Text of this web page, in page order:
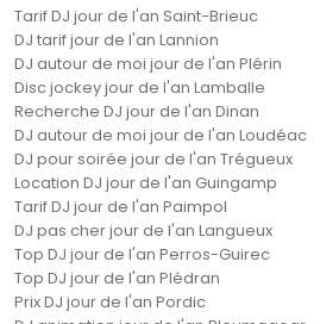
Tarif DJ jour de l'an Saint-Brieuc
DJ tarif jour de l'an Lannion
DJ autour de moi jour de l'an Plérin
Disc jockey jour de l'an Lamballe
Recherche DJ jour de l'an Dinan
DJ autour de moi jour de l'an Loudéac
DJ pour soirée jour de l'an Trégueux
Location DJ jour de l'an Guingamp
Tarif DJ jour de l'an Paimpol
DJ pas cher jour de l'an Langueux
Top DJ jour de l'an Perros-Guirec
Top DJ jour de l'an Plédran
Prix DJ jour de l'an Pordic